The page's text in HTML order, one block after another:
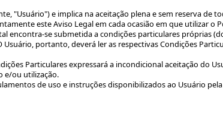
"Usuário") e implica na aceitação plena e sem reserva de
este Aviso Legal em cada ocasião em que utilizar o
encontra-se submetida a condições particulares próprias
portanto, deverá ler as respectivas Condições
Particulares expressará a incondicional aceitação do
e/ou utilização.
de uso e instruções disponibilizados ao Usuário pela